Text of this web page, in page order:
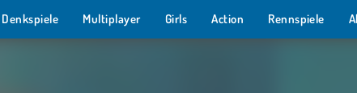
Denkspiele Multiplayer Girls Action Rennspiele